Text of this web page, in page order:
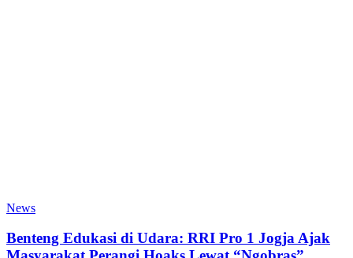
News
Benteng Edukasi di Udara: RRI Pro 1 Jogja Ajak